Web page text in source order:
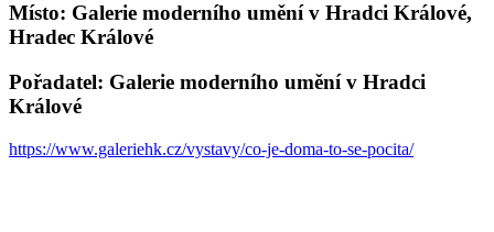
Místo: Galerie moderního umění v Hradci Králové,
Hradec Králové
Pořadatel: Galerie moderního umění v Hradci
Králové
https://www.galeriehk.cz/vystavy/co-je-doma-to-se-pocita/